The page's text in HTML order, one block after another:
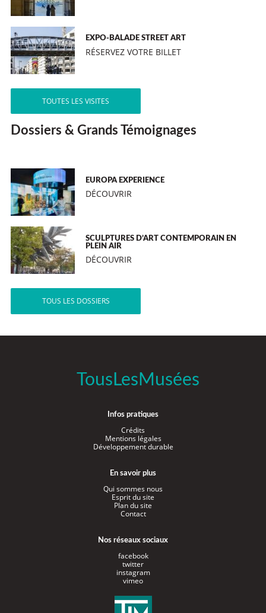
EXPO-BALADE STREET ART
RÉSERVEZ VOTRE BILLET
TOUTES LES VISITES
Dossiers & Grands Témoignages
EUROPA EXPERIENCE
DÉCOUVRIR
SCULPTURES D’ART CONTEMPORAIN EN
PLEIN AIR
DÉCOUVRIR
TOUS LES DOSSIERS
TousLesMusées
Infos pratiques
Crédits
Mentions légales
Développement durable
En savoir plus
Qui sommes nous
Esprit du site
Plan du site
Contact
Nos réseaux sociaux
facebook
twitter
instagram
vimeo